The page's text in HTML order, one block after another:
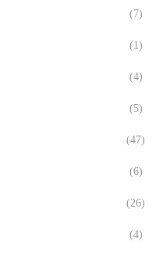
(7)
(1)
(4)
(5)
(47)
(6)
(26)
(4)